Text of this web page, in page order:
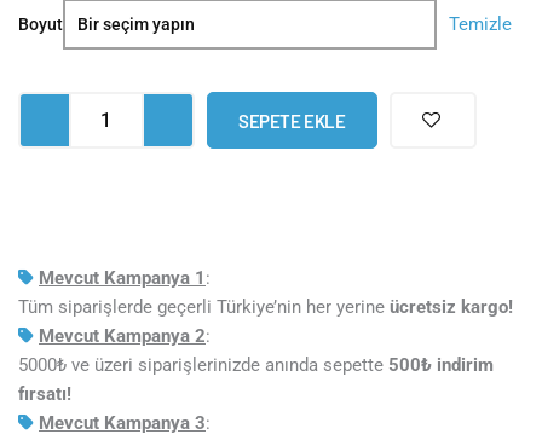
Boyut Temizle
Floral
Echoes
Tablo
SEPETE EKLE
Mevcut Kampanya 1 :
Tüm siparişlerde geçerli Türkiye’nin her yerine ücretsiz kargo!
Mevcut Kampanya 2:
5000₺ ve üzeri siparişlerinizde anında sepette 500₺ indirim
fırsatı!
Mevcut Kampanya 3: